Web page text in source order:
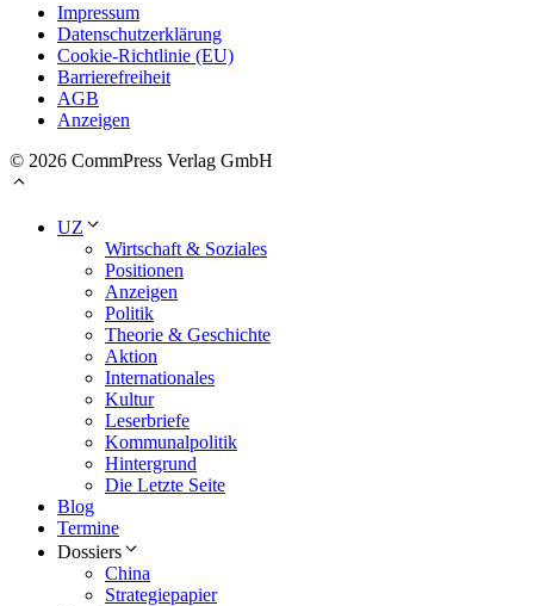
Impressum
Datenschutzerklärung
Cookie-Richtlinie (EU)
Barrierefreiheit
AGB
Anzeigen
© 2026 CommPress Verlag GmbH
UZ
Wirtschaft & Soziales
Positionen
Anzeigen
Politik
Theorie & Geschichte
Aktion
Internationales
Kultur
Leserbriefe
Kommunalpolitik
Hintergrund
Die Letzte Seite
Blog
Termine
Dossiers
China
Strategiepapier